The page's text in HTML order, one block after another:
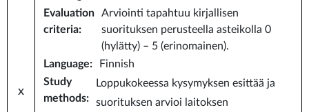
x
Evaluation
criteria:
Arviointi tapahtuu kirjallisen
suorituksen perusteella asteikolla 0
(hylätty) – 5 (erinomainen).
Language:
Finnish
Study
methods:
Loppukokeessa kysymyksen esittää ja
suorituksen arvioi laitoksen